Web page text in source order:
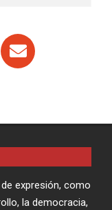
expresión, como
la democracia,